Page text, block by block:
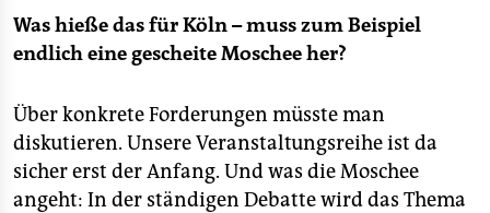
Was hieße das für Köln – muss zum Beispiel
endlich eine gescheite Moschee her?
Über konkrete Forderungen müsste man
diskutieren. Unsere Veranstaltungsreihe ist da
sicher erst der Anfang. Und was die Moschee
angeht: In der ständigen Debatte wird das Thema